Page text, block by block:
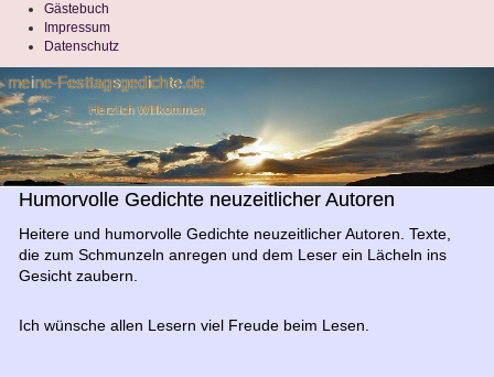
Gästebuch
Impressum
Datenschutz
meine-Festtagsgedichte.de
Herzlich Willkommen
Humorvolle Gedichte neuzeitlicher Autoren
Heitere und humorvolle Gedichte neuzeitlicher Autoren. Texte,
die zum Schmunzeln anregen und dem Leser ein Lächeln ins
Gesicht zaubern.
Ich wünsche allen Lesern viel Freude beim Lesen.